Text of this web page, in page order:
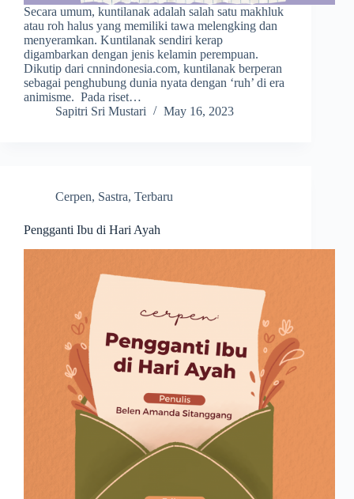
Secara umum, kuntilanak adalah salah satu makhluk
atau roh halus yang memiliki tawa melengking dan
menyeramkan. Kuntilanak sendiri kerap
digambarkan dengan jenis kelamin perempuan.
Dikutip dari cnnindonesia.com, kuntilanak berperan
sebagai penghubung dunia nyata dengan ‘ruh’ di era
animisme. Pada riset…
Sapitri Sri Mustari
May 16, 2023
Cerpen, Sastra, Terbaru
Pengganti Ibu di Hari Ayah